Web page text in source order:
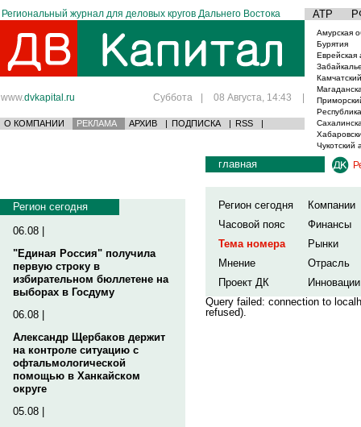
Региональный журнал для деловых кругов Дальнего Востока АТР
www.dvkapital.ru Суббота | 08 Августа, 14:43 |
О КОМПАНИИ РЕКЛАМА АРХИВ | ПОДПИСКА | RSS |
Амурская
Бурятия
Еврейская
Чукотский
Регион сегодня
06.08 |
"Единая Россия" получила
первую строку в
избирательном бюллетене на
выборах в Госдуму
06.08 |
Александр Щербаков держит
на контроле ситуацию с
офтальмологической
помощью в Ханкайском
округе
05.08 |
главная
Регион сегодня
Компании
Часовой пояс
Финансы
Тема номера
Рынки
Мнение
Отрасль
Проект ДК
Инновации
Query failed: connection to
refused).